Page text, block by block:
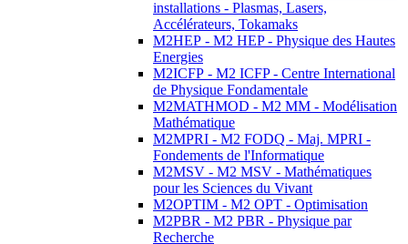
installations - Plasmas, Lasers,
Accélérateurs, Tokamaks
M2HEP - M2 HEP - Physique des Hautes
Energies
M2ICFP - M2 ICFP - Centre International
de Physique Fondamentale
M2MATHMOD - M2 MM - Modélisation
Mathématique
M2MPRI - M2 FODQ - Maj. MPRI -
Fondements de l'Informatique
M2MSV - M2 MSV - Mathématiques
pour les Sciences du Vivant
M2OPTIM - M2 OPT - Optimisation
M2PBR - M2 PBR - Physique par
Recherche